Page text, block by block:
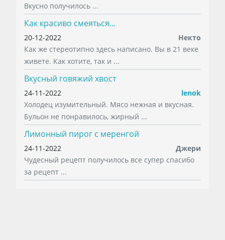
Вкусно получилось ...
Как красиво смеяться...
20-12-2022
Некто
Как же стереотипно здесь написано. Вы в 21 веке
живете. Как хотите, так и ...
Вкусный говяжий хвост
24-11-2022
lenok
Холодец изумительный. Мясо нежная и вкусная.
Бульон не понравилось, жирный ...
Лимонный пирог с меренгой
24-11-2022
Джери
Чудесный рецепт получилось все супер спасибо
за рецепт ...